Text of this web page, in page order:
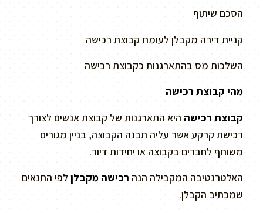
הסכם שיתוף
קניית דירה מקבלן לעומת קבוצת רכישה
השלכות מס בהתארגנות כקבוצת רכישה
מהי קבוצת רכישה
קבוצת רכישה היא התארגנות של קבוצת אנשים לצורך
רכישת קרקע אשר עליה תבנה הקבוצה, בניין מגורים
משותף לחברים בקבוצה או יחידות דיור.
האלטרנטיבה המקבילה הנה רכישה מקבלןלפי התנאים
שמכתיב הקבלן.